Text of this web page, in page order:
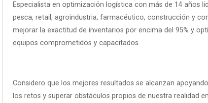
Especialista en optimización logística con más de 14 años
pesca, retail, agroindustria, farmacéutico, construcción y
mejorar la exactitud de inventarios por encima del 95% y
equipos comprometidos y capacitados.
Considero que los mejores resultados se alcanzan
los retos y superar obstáculos propios de nuestra realidad